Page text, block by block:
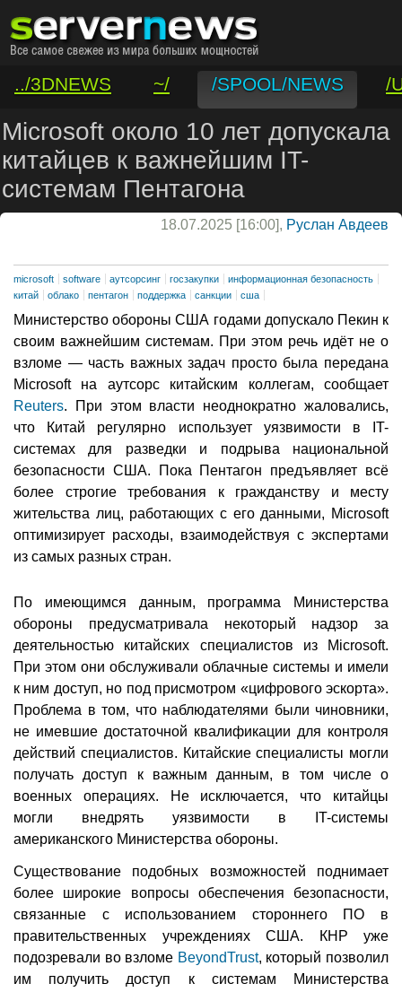
../3DNEWS ~/ /SPOOL/NEWS
/
/VAR/CONTACT
Microsoft около 10 лет допускала
китайцев к важнейшим IT-
системам Пентагона
18.07.2025 [16:00], Руслан Авдеев
microsoft software аутсорсинг госзакупки
информационная безопасность
китай
облако пентагон поддержка санкции сша
Министерство обороны США годами допускало Пекин к
своим важнейшим системам. При этом речь идёт не о
взломе — часть важных задач просто была передана
Microsoft на аутсорс китайским коллегам, сообщает
Reuters. При этом власти неоднократно жаловались,
что Китай регулярно использует уязвимости в IT-
системах для разведки и подрыва национальной
безопасности США. Пока Пентагон предъявляет всё
более строгие требования к гражданству и месту
жительства лиц, работающих с его данными, Microsoft
оптимизирует расходы, взаимодействуя с экспертами
из самых разных стран.
По имеющимся данным, программа Министерства
обороны предусматривала некоторый надзор за
деятельностью китайских специалистов из Microsoft.
При этом они обслуживали облачные системы и имели
к ним доступ, но под присмотром «цифрового эскорта».
Проблема в том, что наблюдателями были чиновники,
не имевшие достаточной квалификации для контроля
действий специалистов. Китайские специалисты могли
получать доступ к важным данным, в том числе о
военных операциях. Не исключается, что китайцы
могли внедрять уязвимости в IT-системы
американского Министерства обороны.
Существование подобных возможностей поднимает
более широкие вопросы обеспечения безопасности,
связанные с использованием стороннего ПО в
правительственных учреждениях США. КНР уже
подозревали во взломе BeyondTrust, который позволил
им получить доступ к системам Министерства